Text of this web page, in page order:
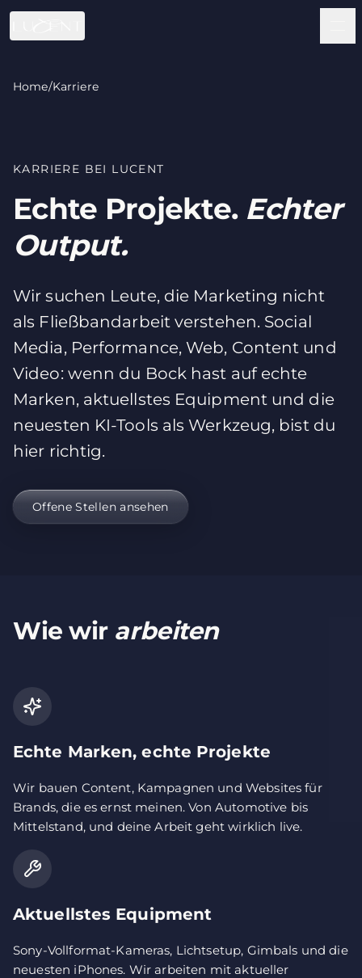
Zum Hauptinhalt springen
Home/Karriere
KARRIERE BEI LUCENT
Echte Projekte. Echter
Output.
Wir suchen Leute, die Marketing nicht
als Fließbandarbeit verstehen. Social
Media, Performance, Web, Content und
Video: wenn du Bock hast auf echte
Marken, aktuellstes Equipment und die
neuesten KI-Tools als Werkzeug, bist du
hier richtig.
Offene Stellen ansehen
Wie wir arbeiten
Echte Marken, echte Projekte
Wir bauen Content, Kampagnen und Websites für
Brands, die es ernst meinen. Von Automotive bis
Mittelstand, und deine Arbeit geht wirklich live.
Aktuellstes Equipment
Sony-Vollformat-Kameras, Lichtsetup, Gimbals und die
neuesten iPhones. Wir arbeiten mit aktueller